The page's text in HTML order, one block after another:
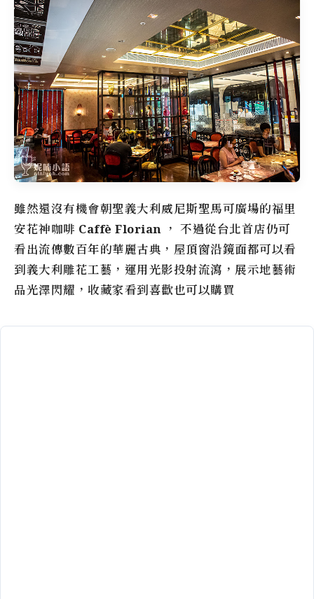
雖然還沒有機會朝聖義大利威尼斯聖馬可廣場的福里
安花神咖啡 Caffè Florian ， 不過從台北首店仍可
看出流傳數百年的華麗古典，屋頂窗沿鏡面都可以看
到義大利雕花工藝，運用光影投射流瀉，展示地藝術
品光澤閃耀，收藏家看到喜歡也可以購買